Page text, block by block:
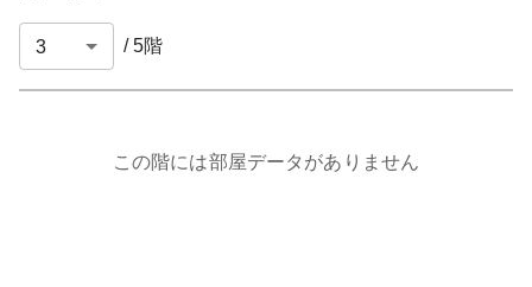
/5階
この階には部屋データがありません